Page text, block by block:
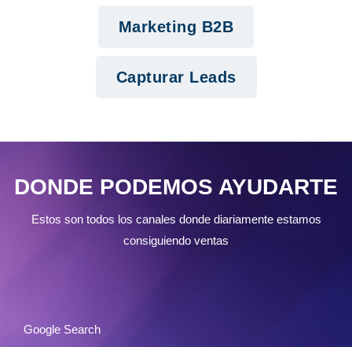
Marketing B2B
Capturar Leads
DONDE PODEMOS AYUDARTE
Estos son todos los canales donde diariamente estamos
consiguiendo ventas
Google Search